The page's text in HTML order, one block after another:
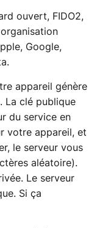
ouvert, FIDO2,
Google,
appareil génère
La clé publique
du service en
votre appareil, et
le serveur vous
aléatoire).
Le serveur
Si ça